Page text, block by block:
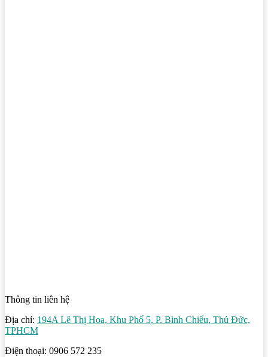
Thông tin liên hệ
Địa chỉ: 194A Lê Thị Hoa, Khu Phố 5, P. Bình Chiểu, Thủ Đức,
TPHCM
Điện thoại: 0906 572 235